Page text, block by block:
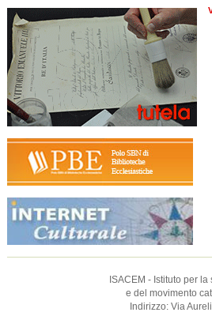
ISACEM - Istituto per
e del movimento
Indirizzo: Via